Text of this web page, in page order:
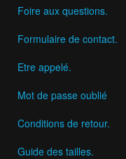
Foire aux questions.
Formulaire de contact.
Etre appelé.
Mot de passe oublié
Conditions de retour.
Guide des tailles.